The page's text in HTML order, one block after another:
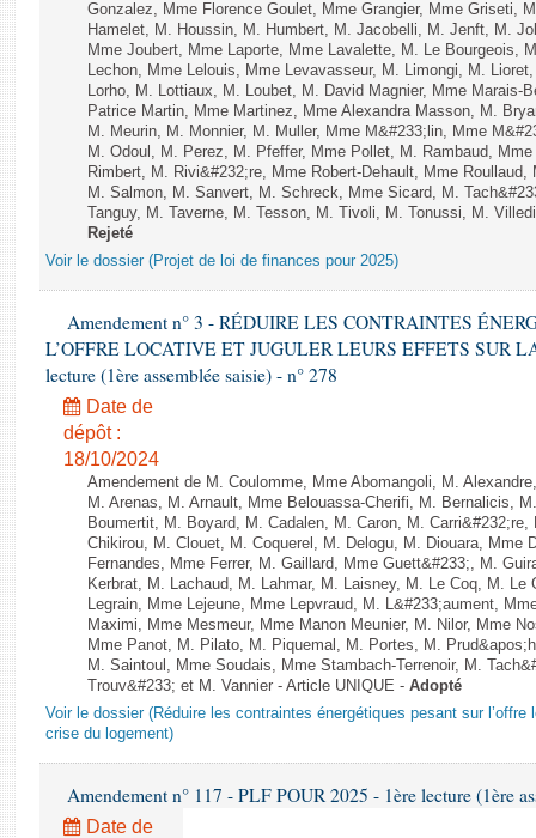
Gonzalez, Mme Florence Goulet, Mme Grangier, Mme Griseti,
Hamelet, M. Houssin, M. Humbert, M. Jacobelli, M. Jenft, M.
Mme Joubert, Mme Laporte, Mme Lavalette, M. Le Bourgeois,
Lechon, Mme Lelouis, Mme Levavasseur, M. Limongi, M.
Lorho, M. Lottiaux, M. Loubet, M. David Magnier, Mme Marais-
Patrice Martin, Mme Martinez, Mme Alexandra Masson, M.
M. Meurin, M. Monnier, M. Muller, Mme M&#233;lin, Mme
M. Odoul, M. Perez, M. Pfeffer, Mme Pollet, M. Rambaud,
Rimbert, M. Rivi&#232;re, Mme Robert-Dehault, Mme
M. Salmon, M. Sanvert, M. Schreck, Mme Sicard, M.
Tanguy, M. Taverne, M. Tesson, M. Tivoli, M. Tonussi, M.
Rejeté
Voir le dossier (Projet de loi de finances pour 2025)
Amendement n° 3 - RÉDUIRE LES CONTRAINTES
L’OFFRE LOCATIVE ET JUGULER LEURS EFFETS SUR
lecture (1ère assemblée saisie) - n° 278
Date de
dépôt :
18/10/2024
Amendement de M. Coulomme, Mme Abomangoli, M.
M. Arenas, M. Arnault, Mme Belouassa-Cherifi, M. Bernalicis,
Boumertit, M. Boyard, M. Cadalen, M. Caron, M.
Chikirou, M. Clouet, M. Coquerel, M. Delogu, M. Diouara, Mme
Fernandes, Mme Ferrer, M. Gaillard, Mme Guett&#233;, M.
Kerbrat, M. Lachaud, M. Lahmar, M. Laisney, M. Le Coq, M. Le
Legrain, Mme Lejeune, Mme Lepvraud, M. L&#233;aument,
Maximi, Mme Mesmeur, Mme Manon Meunier, M. Nilor, Mme
Mme Panot, M. Pilato, M. Piquemal, M. Portes, M.
M. Saintoul, Mme Soudais, Mme Stambach-Terrenoir, M.
Trouv&#233; et M. Vannier - Article UNIQUE - Adopté
Voir le dossier (Réduire les contraintes énergétiques pesant sur
crise du logement)
Amendement n° 117 - PLF POUR 2025 - 1ère lecture (1ère
Date de